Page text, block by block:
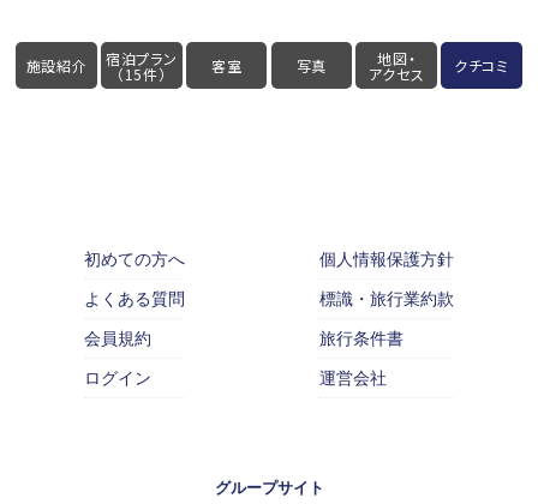
施設紹介 宿泊プラン
（15件） 客室 写真 地図・
アクセス クチコミ
初めての方へ
よくある質問
会員規約
ログイン
個人情報保護方針
標識・旅行業約款
旅行条件書
運営会社
グループサイト